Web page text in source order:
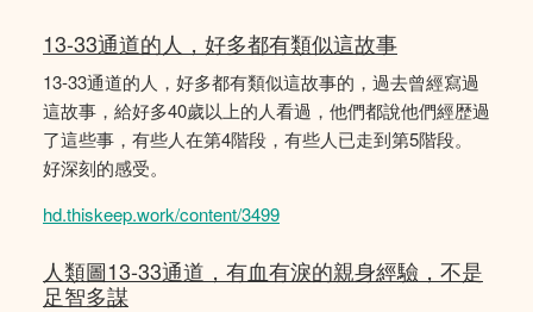
13-33通道的人，好多都有類似這故事
13-33通道的人，好多都有類似這故事的，過去曾經寫過
這故事，給好多40歲以上的人看過，他們都說他們經歴過
了這些事，有些人在第4階段，有些人已走到第5階段。
好深刻的感受。
hd.thiskeep.work/content/3499
人類圖13-33通道，有血有淚的親身經驗，不是
足智多謀